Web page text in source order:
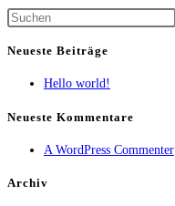
Neueste Beiträge
Hello world!
Neueste Kommentare
A WordPress Commenter
Archiv